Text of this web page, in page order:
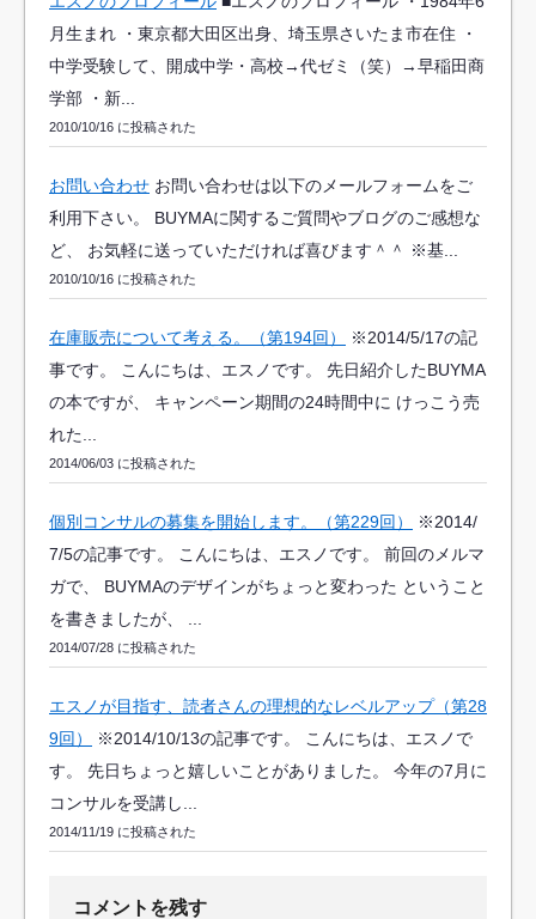
月生まれ ・東京都大田区出身、埼玉県さいたま市在住 ・
中学受験して、開成中学・高校→代ゼミ（笑）→早稲田商
学部 ・新...
2010/10/16 に投稿された
お問い合わせ お問い合わせは以下のメールフォームをご
利用下さい。 BUYMAに関するご質問やブログのご感想な
ど、 お気軽に送っていただければ喜びます＾＾ ※基...
2010/10/16 に投稿された
在庫販売について考える。（第194回）
※2014/5/17の記
事です。 こんにちは、エスノです。 先日紹介したBUYMA
の本ですが、 キャンペーン期間の24時間中に けっこう売
れた...
2014/06/03 に投稿された
個別コンサルの募集を開始します。（第229回）
※2014/
7/5の記事です。 こんにちは、エスノです。 前回のメルマ
ガで、 BUYMAのデザインがちょっと変わった ということ
を書きましたが、 ...
2014/07/28 に投稿された
エスノが目指す、読者さんの理想的なレベルアップ（第28
9回）
※2014/10/13の記事です。 こんにちは、エスノで
す。 先日ちょっと嬉しいことがありました。 今年の7月に
コンサルを受講し...
2014/11/19 に投稿された
コメントを残す